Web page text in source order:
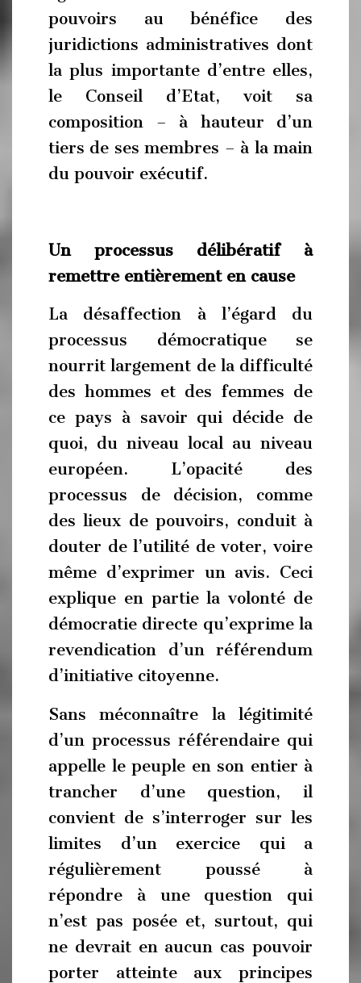
pouvoirs au bénéfice des
juridictions administratives dont
la plus importante d’entre elles,
le Conseil d’Etat, voit sa
composition – à hauteur d’un
tiers de ses membres – à la main
du pouvoir exécutif.
Un processus délibératif à
remettre entièrement en cause
La désaffection à l’égard du
processus démocratique se
nourrit largement de la difficulté
des hommes et des femmes de
ce pays à savoir qui décide de
quoi, du niveau local au niveau
européen. L’opacité des
processus de décision, comme
des lieux de pouvoirs, conduit à
douter de l’utilité de voter, voire
même d’exprimer un avis. Ceci
explique en partie la volonté de
démocratie directe qu’exprime la
revendication d’un référendum
d’initiative citoyenne.
Sans méconnaître la légitimité
d’un processus référendaire qui
appelle le peuple en son entier à
trancher d’une question, il
convient de s’interroger sur les
limites d’un exercice qui a
régulièrement poussé à
répondre à une question qui
n’est pas posée et, surtout, qui
ne devrait en aucun cas pouvoir
porter atteinte aux principes